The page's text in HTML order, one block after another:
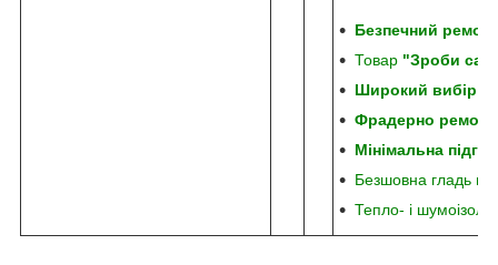
Безпечний ремонт
Товар "Зроби
Широкий вибір
Фрадерно
Мінімальна
Безшовна гладь
Тепло- і